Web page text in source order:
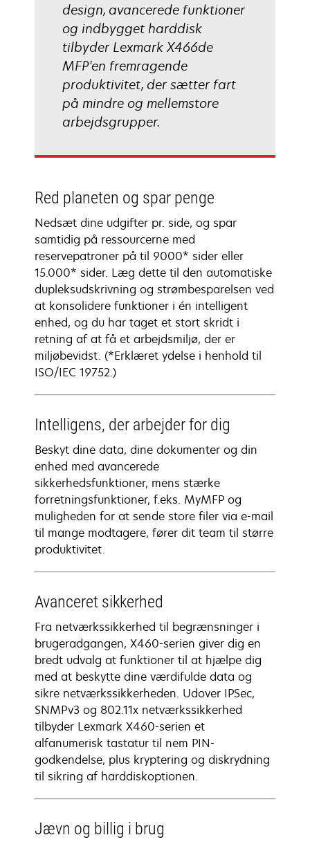
design, avancerede funktioner
og indbygget harddisk
tilbyder Lexmark X466de
MFP'en fremragende
produktivitet, der sætter fart
på mindre og mellemstore
arbejdsgrupper.
Red planeten og spar penge
Nedsæt dine udgifter pr. side, og spar
samtidig på ressourcerne med
reservepatroner på til 9000* sider eller
15.000* sider. Læg dette til den automatiske
dupleksudskrivning og strømbesparelsen ved
at konsolidere funktioner i én intelligent
enhed, og du har taget et stort skridt i
retning af at få et arbejdsmiljø, der er
miljøbevidst. (*Erklæret ydelse i henhold til
ISO/IEC 19752.)
Intelligens, der arbejder for dig
Beskyt dine data, dine dokumenter og din
enhed med avancerede
sikkerhedsfunktioner, mens stærke
forretningsfunktioner, f.eks. MyMFP og
muligheden for at sende store filer via e-mail
til mange modtagere, fører dit team til større
produktivitet.
Avanceret sikkerhed
Fra netværkssikkerhed til begrænsninger i
brugeradgangen, X460-serien giver dig en
bredt udvalg at funktioner til at hjælpe dig
med at beskytte dine værdifulde data og
sikre netværkssikkerheden. Udover IPSec,
SNMPv3 og 802.11x netværkssikkerhed
tilbyder Lexmark X460-serien et
alfanumerisk tastatur til nem PIN-
godkendelse, plus kryptering og diskrydning
til sikring af harddiskoptionen.
Jævn og billig i brug